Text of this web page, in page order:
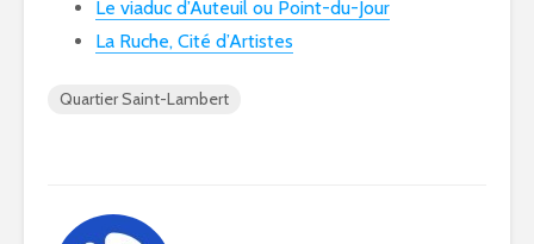
Le viaduc d’Auteuil ou Point-du-Jour
La Ruche, Cité d’Artistes
Quartier Saint-Lambert